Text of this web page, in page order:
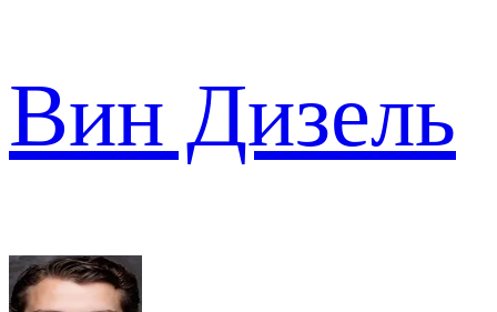
Вин Дизель